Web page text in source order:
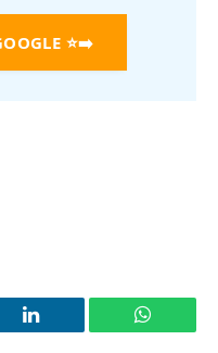
⭐➡️
LinkedIn